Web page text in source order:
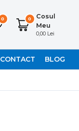
0 0
Cosul
Meu
0,00 Lei
CONTACT BLOG